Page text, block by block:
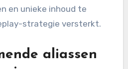
en unieke inhoud te
strategie versterkt.
aliassen